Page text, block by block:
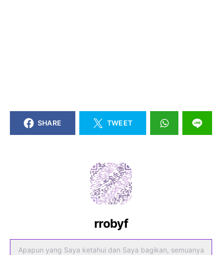
SHARE TWEET
rrobyf
Apapun yang Saya ketahui dan Saya bagikan, semuanya